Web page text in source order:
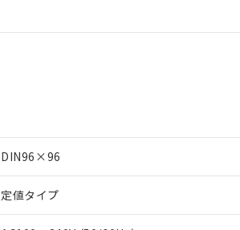
DIN96×96
定値タイプ